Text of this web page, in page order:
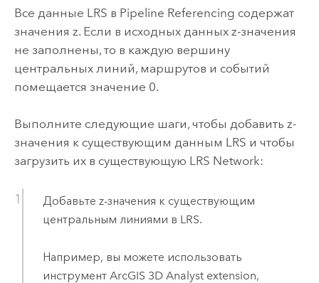
Все данные LRS в Pipeline Referencing содержат
значения z. Если в исходных данных z-значения
не заполнены, то в каждую вершину
центральных линий, маршрутов и событий
помещается значение 0.
Выполните следующие шаги, чтобы добавить z-
значения к существующим данным LRS и чтобы
загрузить их в существующую LRS Network:
Добавьте z-значения к существующим
центральным линиями в LRS.
Например, вы можете использовать
инструмент ArcGIS 3D Analyst extension,